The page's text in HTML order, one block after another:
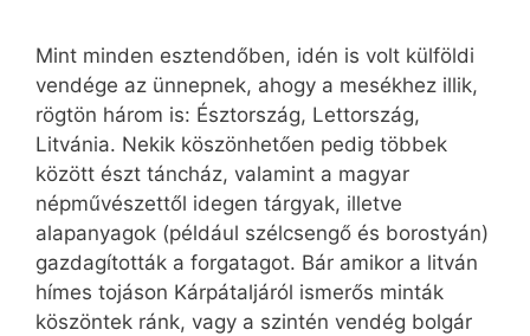
Mint minden esztendőben, idén is volt külföldi
vendége az ünnepnek, ahogy a mesékhez illik,
rögtön három is: Észtország, Lettország,
Litvánia. Nekik köszönhetően pedig többek
között észt táncház, valamint a magyar
népművészettől idegen tárgyak, illetve
alapanyagok (például szélcsengő és borostyán)
gazdagították a forgatagot. Bár amikor a litván
hímes tojáson Kárpátaljáról ismerős minták
köszöntek ránk, vagy a szintén vendég bolgár